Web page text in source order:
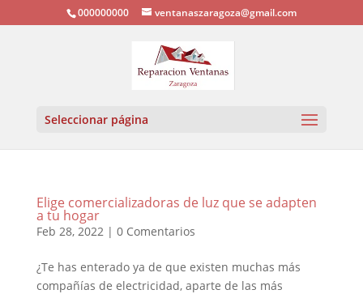
000000000 ventanaszaragoza@gmail.com
Seleccionar página
Elige comercializadoras de luz que se adapten
a tu hogar
Feb 28, 2022| 0 Comentarios
¿Te has enterado ya de que existen muchas más
compañías de electricidad, aparte de las más